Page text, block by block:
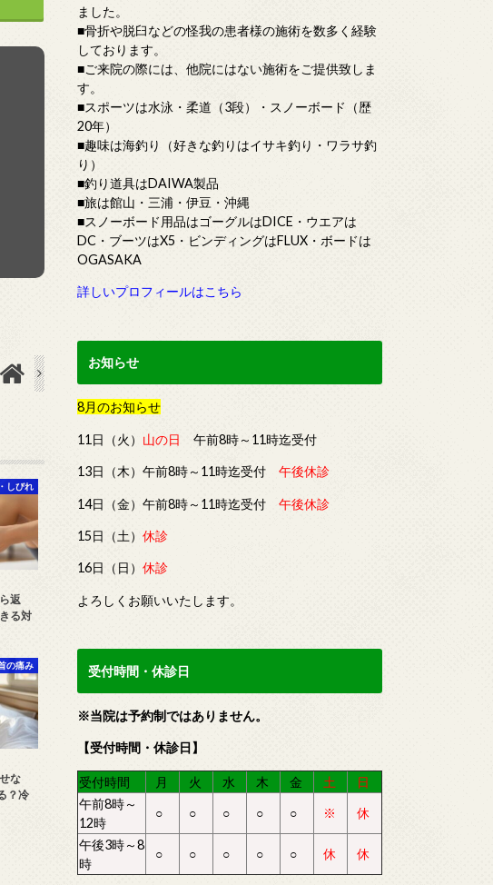
しびれ
返
る対
の痛み
な
？冷
ました。
■骨折や脱臼などの怪我の患者様の施術を数多く経験
しております。
■ご来院の際には、他院にはない施術をご提供致しま
す。
■スポーツは水泳・柔道（3段）・スノーボード（歴
20年）
■趣味は海釣り（好きな釣りはイサキ釣り・ワラサ釣
り）
■釣り道具はDAIWA製品
■旅は館山・三浦・伊豆・沖縄
■スノーボード用品はゴーグルはDICE・ウエアは
DC・ブーツはX5・ビンディングはFLUX・ボードは
OGASAKA
詳しいプロフィールはこちら
お知らせ
8月のお知らせ
11日（火） 山の日 午前8時～11時迄受付
13日（木）午前8時～11時迄受付 午後休診
14日（金）午前8時～11時迄受付 午後休診
15日（土） 休診
16日（日） 休診
よろしくお願いいたします。
受付時間・休診日
※当院は予約制ではありません。
【受付時間・休診日】
受付時間 月 火 水 木 金 土
日
午前8時～
12時
○ ○ ○ ○ ○ ※ 休
午後3時～8
時
○ ○ ○ ○ ○ 休 休